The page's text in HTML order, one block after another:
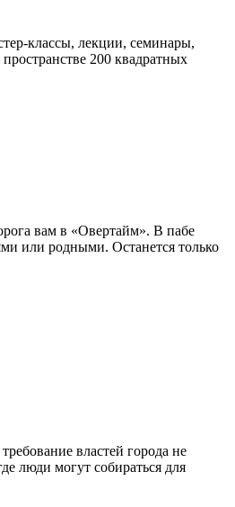
классы, лекции, семинары,
200 квадратных
вам в «Овертайм». В пабе
или родными. Останется только
властей города не
люди могут собираться для